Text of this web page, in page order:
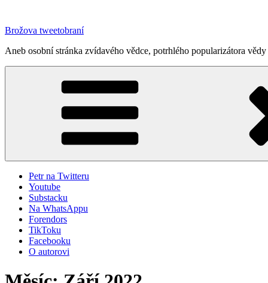
obsahu
Brožova tweetobraní
Aneb osobní stránka zvídavého vědce, potrhlého popularizátora
Petr na Twitteru
Youtube
Substacku
Na WhatsAppu
Forendors
TikToku
Facebooku
O autorovi